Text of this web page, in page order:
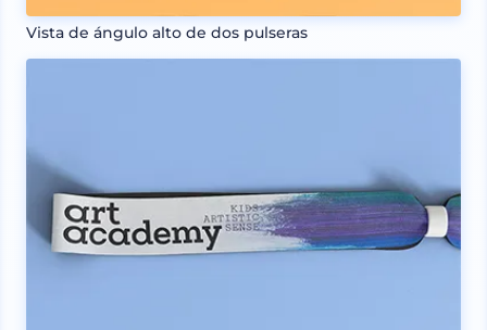
Vista de ángulo alto de dos pulseras